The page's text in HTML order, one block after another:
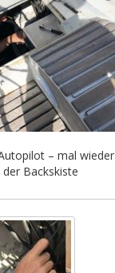
– mal wieder
Backskiste